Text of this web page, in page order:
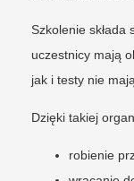
Szkolenie
uczestnicy mają
jak i testy nie
Dzięki takiej
robienie